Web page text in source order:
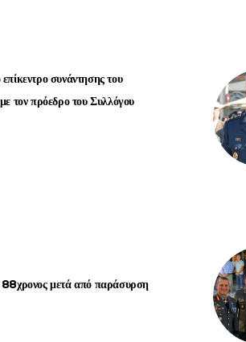
συνάντησης του
τον πρόεδρο του Συλλόγου
μετά από παράσυρση